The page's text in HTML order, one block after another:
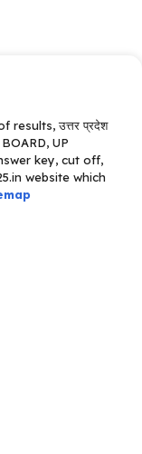
उत्तर प्रदेश
BOARD, UP
key, cut off,
website which